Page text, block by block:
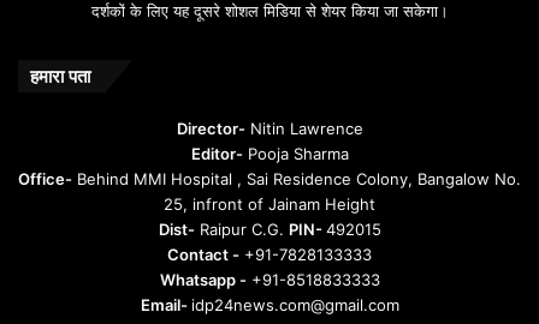
दर्शकों के लिए यह दूसरे शोशल मिडिया से शेयर किया जा सकेगा।
हमारा पता
Director-Nitin Lawrence
Editor-Pooja Sharma
Office- Behind MMI Hospital , Sai Residence Colony, Bangalow No.
25, infront of Jainam Height
Dist-Raipur C.G. PIN-492015
Contact - +91-7828133333
Whatsapp -+91-8518833333
Email- idp24news.com@gmail.com